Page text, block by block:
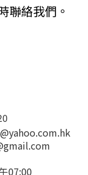
聯絡我們。
07:00